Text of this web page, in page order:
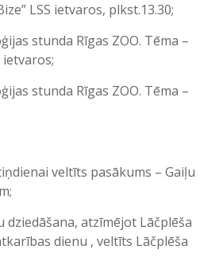
LSS ietvaros, plkst.13.30;
stunda Rīgas ZOO. Tēma –
ietvaros;
stunda Rīgas ZOO. Tēma –
veltīts pasākums – Gaiļu
dziedāšana, atzīmējot Lāčplēša
dienu , veltīts Lāčplēša